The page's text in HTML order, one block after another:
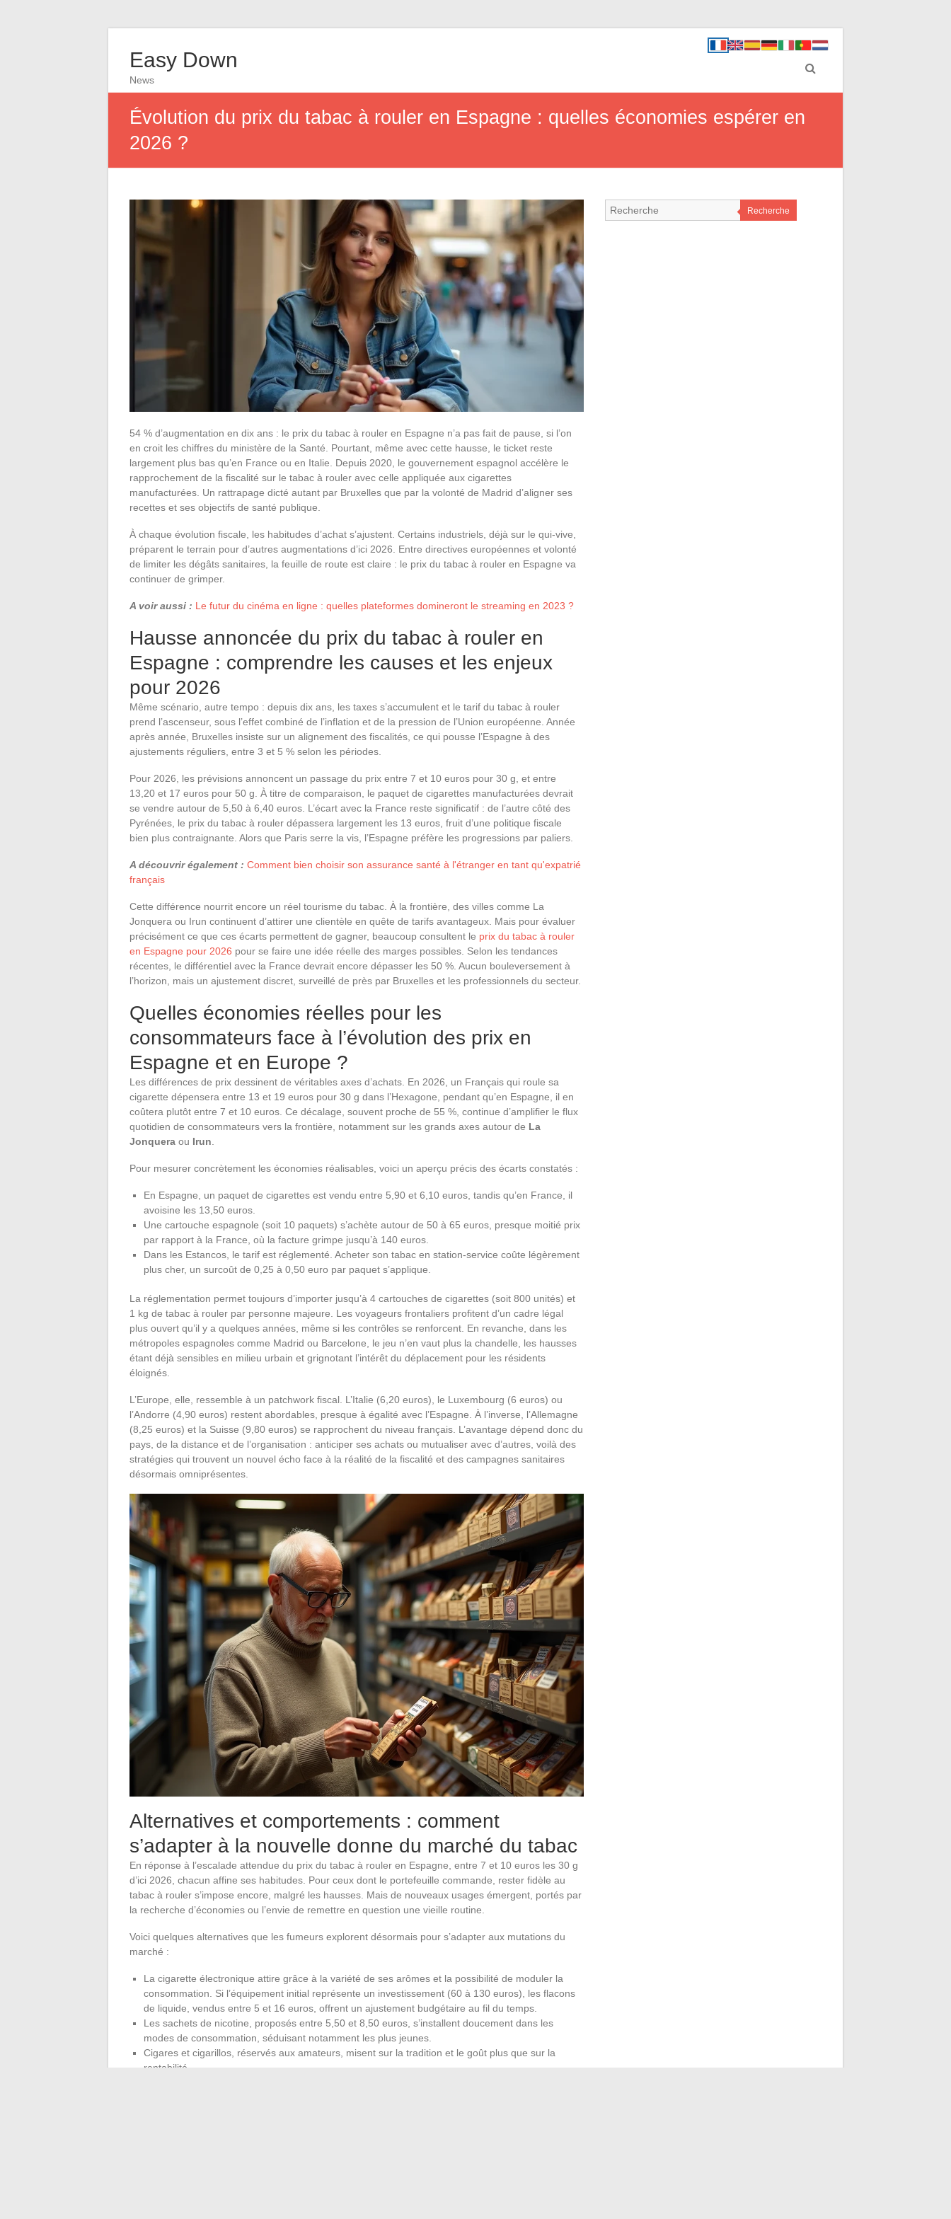
Easy Down
News
Évolution du prix du tabac à rouler en Espagne : quelles économies espérer en
2026 ?
54 % d’augmentation en dix ans : le prix du tabac à rouler en Espagne n’a pas fait de pause, si l’on
en croit les chiffres du ministère de la Santé. Pourtant, même avec cette hausse, le ticket reste
largement plus bas qu’en France ou en Italie. Depuis 2020, le gouvernement espagnol accélère le
rapprochement de la fiscalité sur le tabac à rouler avec celle appliquée aux cigarettes
manufacturées. Un rattrapage dicté autant par Bruxelles que par la volonté de Madrid d’aligner ses
recettes et ses objectifs de santé publique.
À chaque évolution fiscale, les habitudes d’achat s’ajustent. Certains industriels, déjà sur le qui-vive,
préparent le terrain pour d’autres augmentations d’ici 2026. Entre directives européennes et volonté
de limiter les dégâts sanitaires, la feuille de route est claire : le prix du tabac à rouler en Espagne va
continuer de grimper.
A voir aussi : Le futur du cinéma en ligne : quelles plateformes domineront le streaming en 2023 ?
Hausse annoncée du prix du tabac à rouler en
Espagne : comprendre les causes et les enjeux
pour 2026
Même scénario, autre tempo : depuis dix ans, les taxes s’accumulent et le tarif du tabac à rouler
prend l’ascenseur, sous l’effet combiné de l’inflation et de la pression de l’Union européenne. Année
après année, Bruxelles insiste sur un alignement des fiscalités, ce qui pousse l’Espagne à des
ajustements réguliers, entre 3 et 5 % selon les périodes.
Pour 2026, les prévisions annoncent un passage du prix entre 7 et 10 euros pour 30 g, et entre
13,20 et 17 euros pour 50 g. À titre de comparaison, le paquet de cigarettes manufacturées devrait
se vendre autour de 5,50 à 6,40 euros. L’écart avec la France reste significatif : de l’autre côté des
Pyrénées, le prix du tabac à rouler dépassera largement les 13 euros, fruit d’une politique fiscale
bien plus contraignante. Alors que Paris serre la vis, l’Espagne préfère les progressions par paliers.
A découvrir également : Comment bien choisir son assurance santé à l'étranger en tant qu'expatrié
français
Cette différence nourrit encore un réel tourisme du tabac. À la frontière, des villes comme La
Jonquera ou Irun continuent d’attirer une clientèle en quête de tarifs avantageux. Mais pour évaluer
précisément ce que ces écarts permettent de gagner, beaucoup consultent le prix du tabac à rouler
en Espagne pour 2026 pour se faire une idée réelle des marges possibles. Selon les tendances
récentes, le différentiel avec la France devrait encore dépasser les 50 %. Aucun bouleversement à
l’horizon, mais un ajustement discret, surveillé de près par Bruxelles et les professionnels du secteur.
Quelles économies réelles pour les
consommateurs face à l’évolution des prix en
Espagne et en Europe ?
Les différences de prix dessinent de véritables axes d’achats. En 2026, un Français qui roule sa
cigarette dépensera entre 13 et 19 euros pour 30 g dans l’Hexagone, pendant qu’en Espagne, il en
coûtera plutôt entre 7 et 10 euros. Ce décalage, souvent proche de 55 %, continue d’amplifier le flux
quotidien de consommateurs vers la frontière, notamment sur les grands axes autour de La
Jonquera ou Irun
Pour mesurer concrètement les économies réalisables, voici un aperçu précis des écarts constatés :
En Espagne, un paquet de cigarettes est vendu entre 5,90 et 6,10 euros, tandis qu’en France, il
avoisine les 13,50 euros.
Une cartouche espagnole (soit 10 paquets) s’achète autour de 50 à 65 euros, presque moitié prix
par rapport à la France, où la facture grimpe jusqu’à 140 euros.
Dans les Estancos, le tarif est réglementé. Acheter son tabac en station-service coûte légèrement
plus cher, un surcoût de 0,25 à 0,50 euro par paquet s’applique.
La réglementation permet toujours d’importer jusqu’à 4 cartouches de cigarettes (soit 800 unités) et
1 kg de tabac à rouler par personne majeure. Les voyageurs frontaliers profitent d’un cadre légal
plus ouvert qu’il y a quelques années, même si les contrôles se renforcent. En revanche, dans les
métropoles espagnoles comme Madrid ou Barcelone, le jeu n’en vaut plus la chandelle, les hausses
étant déjà sensibles en milieu urbain et grignotant l’intérêt du déplacement pour les résidents
éloignés.
L’Europe, elle, ressemble à un patchwork fiscal. L’Italie (6,20 euros), le Luxembourg (6 euros) ou
l’Andorre (4,90 euros) restent abordables, presque à égalité avec l’Espagne. À l’inverse, l’Allemagne
(8,25 euros) et la Suisse (9,80 euros) se rapprochent du niveau français. L’avantage dépend donc du
pays, de la distance et de l’organisation : anticiper ses achats ou mutualiser avec d’autres, voilà des
stratégies qui trouvent un nouvel écho face à la réalité de la fiscalité et des campagnes sanitaires
désormais omniprésentes.
Alternatives et comportements : comment
s’adapter à la nouvelle donne du marché du tabac
En réponse à l’escalade attendue du prix du tabac à rouler en Espagne, entre 7 et 10 euros les 30 g
d’ici 2026, chacun affine ses habitudes. Pour ceux dont le portefeuille commande, rester fidèle au
tabac à rouler s’impose encore, malgré les hausses. Mais de nouveaux usages émergent, portés par
la recherche d’économies ou l’envie de remettre en question une vieille routine.
Voici quelques alternatives que les fumeurs explorent désormais pour s’adapter aux mutations du
marché :
La cigarette électronique attire grâce à la variété de ses arômes et la possibilité de moduler la
consommation. Si l’équipement initial représente un investissement (60 à 130 euros), les flacons
de liquide, vendus entre 5 et 16 euros, offrent un ajustement budgétaire au fil du temps.
Les sachets de nicotine, proposés entre 5,50 et 8,50 euros, s’installent doucement dans les
modes de consommation, séduisant notamment les plus jeunes.
Cigares et cigarillos, réservés aux amateurs, misent sur la tradition et le goût plus que sur la
rentabilité.
Recherche